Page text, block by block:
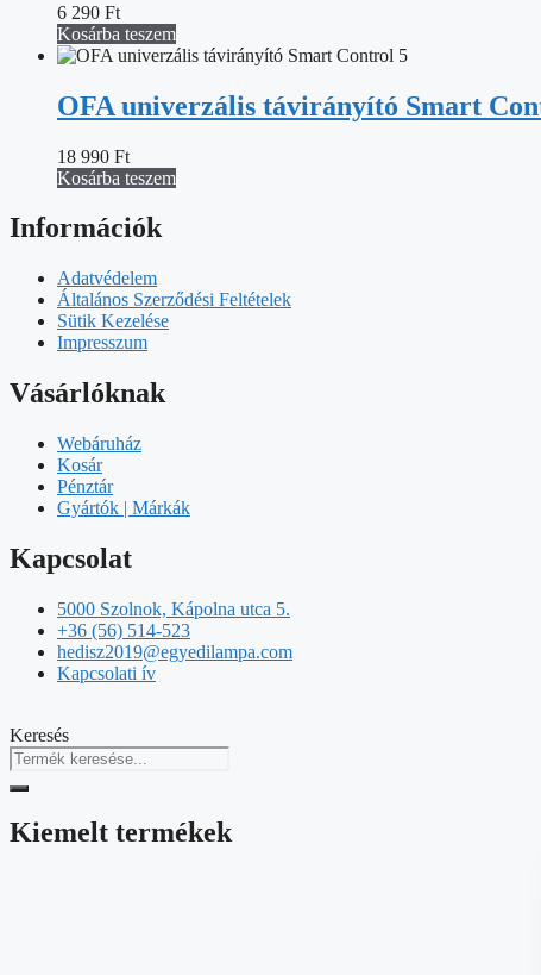
6 290 Ft
Kosárba teszem
OFA univerzális távirányító Smart
18 990 Ft
Kosárba teszem
Információk
Adatvédelem
Általános Szerződési Feltételek
Sütik Kezelése
Impresszum
Vásárlóknak
Webáruház
Kosár
Pénztár
Gyártók | Márkák
Kapcsolat
5000 Szolnok, Kápolna utca 5.
+36 (56) 514-523
hedisz2019@egyedilampa.com
Kapcsolati ív
Keresés
Kiemelt termékek